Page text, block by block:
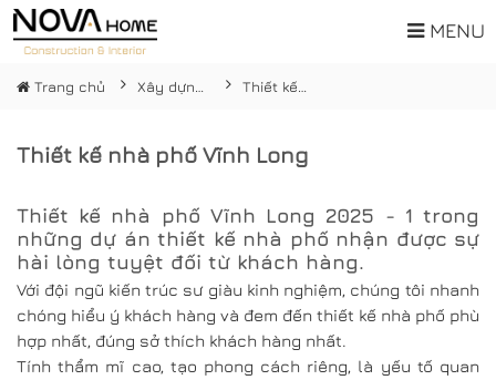
MENU
Trang chủ
Thiết kế nhà phố Vĩnh Long
Thiết kế nhà phố Vĩnh Long 2025 - 1 trong
những dự án thiết kế nhà phố nhận được sự
hài lòng tuyệt đối từ khách hàng.
Với đội ngũ kiến trúc sư giàu kinh nghiệm, chúng tôi nhanh
chóng hiểu ý khách hàng và đem đến thiết kế nhà phố phù
hợp nhất, đúng sở thích khách hàng nhất.
Tính thẩm mĩ cao, tạo phong cách riêng, là yếu tố quan